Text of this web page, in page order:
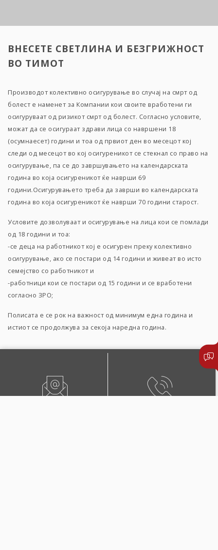
ВНЕСЕТЕ СВЕТЛИНА И БЕЗГРИЖНОСТ
ВО ТИМОТ
Производот колективно осигурување во случај на смрт од
болест е наменет за Компании кои своите вработени ги
осигуруваат од ризикот смрт од болест. Согласно условите,
можат да се осигураат здрави лица со навршени 18
(осумнаесет) години и тоа од првиот ден во месецот кој
следи од месецот во кој осигуреникот се стекнал со право на
осигурување, па се до завршувањето на календарската
година во која осигуреникот ќе наврши 69
години.Осигурувањето треба да заврши во календарската
година во која осигуреникот ќе наврши 70 години старост.
Условите дозволуваат и осигурување на лица кои се помлади
од 18 години и тоа:
-се деца на работникот кој е осигурен преку колективно
осигурување, ако се постари од 14 години и живеат во исто
семејство со работникот и
-работници кои се постари од 15 години и се вработени
согласно ЗРО;
Полисата е се рок на важност од минимум една година и
истиот се продолжува за секоја наредна година.